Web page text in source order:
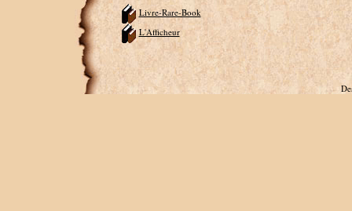
Livre-Rare-Book
L'Afficheur